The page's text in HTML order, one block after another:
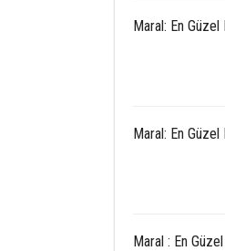
Maral: En Güzel
Maral: En
Maral : En